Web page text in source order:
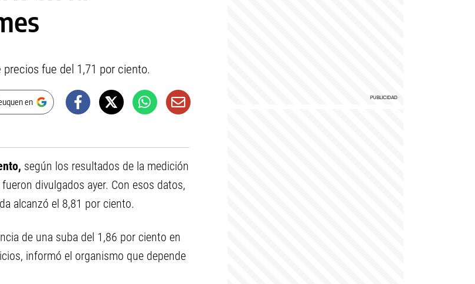
fue del 1,71 por ciento.
en
según los resultados de la medición
divulgados ayer. Con esos datos,
alcanzó el 8,81 por ciento.
de una suba del 1,86 por ciento en
informó el organismo que depende